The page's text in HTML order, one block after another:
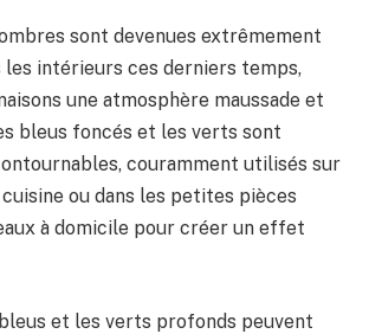
sont devenues extrêmement
les intérieurs ces derniers temps,
une atmosphère maussade et
bleus foncés et les verts sont
couramment utilisés sur
ou dans les petites pièces
à domicile pour créer un effet
et les verts profonds peuvent